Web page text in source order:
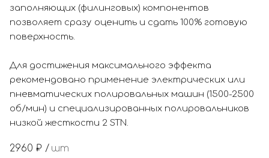
заполняющих (филинговых) компонентов
позволяет сразу оценить и сдать 100% готовую
поверхность.
Для достижения максимального эффекта
рекомендовано применение электрических или
пневматических полировальных машин (1500-2500
об/мин) и специализированных полировальников
низкой жесткости 2 STN.
2960 ₽ / шт